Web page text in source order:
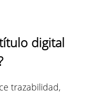
digital
trazabilidad,